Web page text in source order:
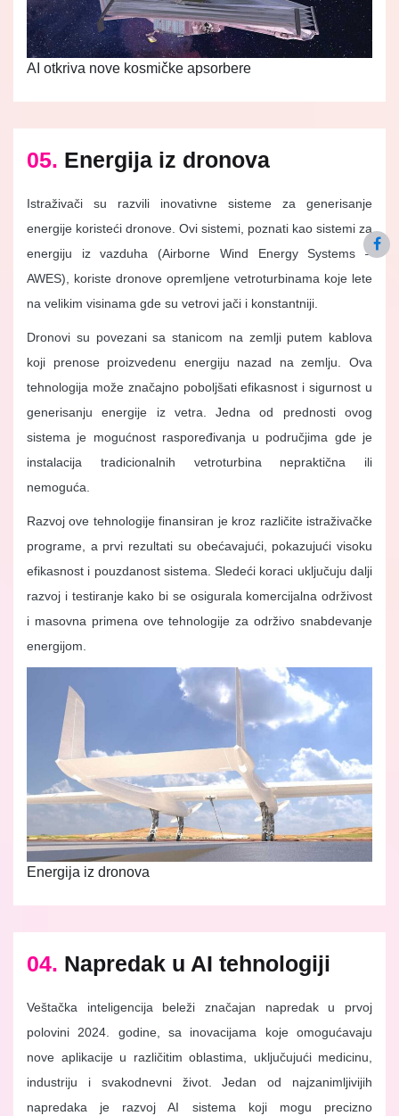
AI otkriva nove kosmičke apsorbere
05. Energija iz dronova
Istraživači su razvili inovativne sisteme za generisanje
energije koristeći dronove. Ovi sistemi, poznati kao sistemi za
energiju iz vazduha (Airborne Wind Energy Systems –
AWES), koriste dronove opremljene vetroturbinama koje lete
na velikim visinama gde su vetrovi jači i konstantniji.
Dronovi su povezani sa stanicom na zemlji putem kablova
koji prenose proizvedenu energiju nazad na zemlju. Ova
tehnologija može značajno poboljšati efikasnost i sigurnost u
generisanju energije iz vetra. Jedna od prednosti ovog
sistema je mogućnost raspoređivanja u područjima gde je
instalacija tradicionalnih vetroturbina nepraktična ili
nemoguća.
Razvoj ove tehnologije finansiran je kroz različite istraživačke
programe, a prvi rezultati su obećavajući, pokazujući visoku
efikasnost i pouzdanost sistema. Sledeći koraci uključuju dalji
razvoj i testiranje kako bi se osigurala komercijalna održivost
i masovna primena ove tehnologije za održivo snabdevanje
energijom.
Energija iz dronova
04. Napredak u AI tehnologiji
Veštačka inteligencija beleži značajan napredak u prvoj
polovini 2024. godine, sa inovacijama koje omogućavaju
nove aplikacije u različitim oblastima, uključujući medicinu,
industriju i svakodnevni život. Jedan od najzanimljivijih
napredaka je razvoj AI sistema koji mogu precizno